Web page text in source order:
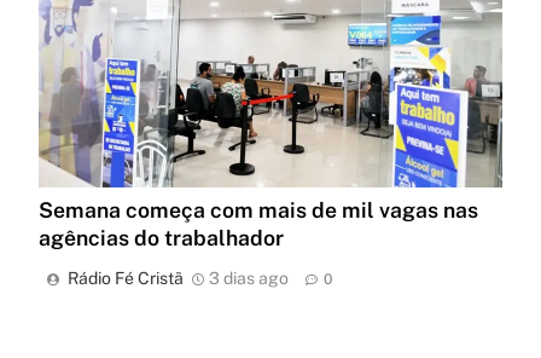
Semana começa com mais de mil vagas nas
agências do trabalhador
Rádio Fé Cristã 3 dias ago 0